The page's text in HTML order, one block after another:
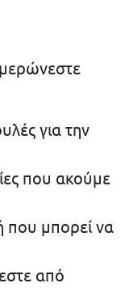
για την
που ακούμε
που μπορεί να
από